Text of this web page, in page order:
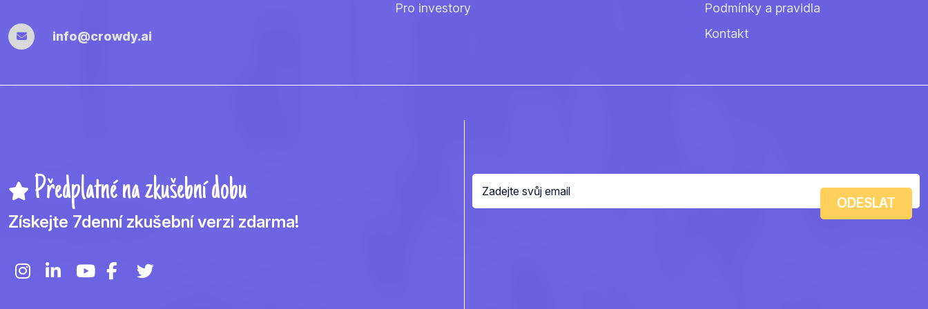
info@crowdy.ai
Pro investory
Podmínky a pravidla
Kontakt
Předplatné na zkušební dobu
Získejte 7denní zkušební verzi zdarma!